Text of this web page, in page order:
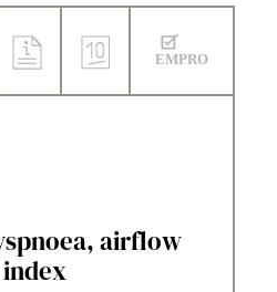
airflow